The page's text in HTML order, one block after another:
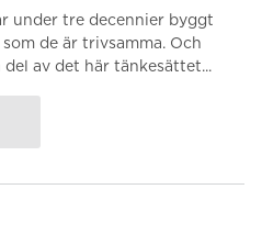
under tre decennier byggt
de är trivsamma. Och
av det här tänkesättet...